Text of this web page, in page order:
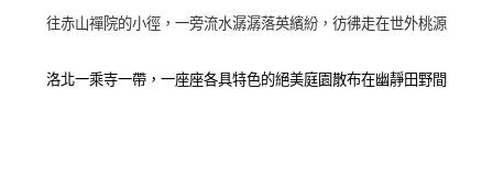
往赤山禪院的小徑，一旁流水潺潺落英繽紛，彷彿走在世外桃源
洛北一乘寺一帶，一座座各具特色的絕美庭園散布在幽靜田野間